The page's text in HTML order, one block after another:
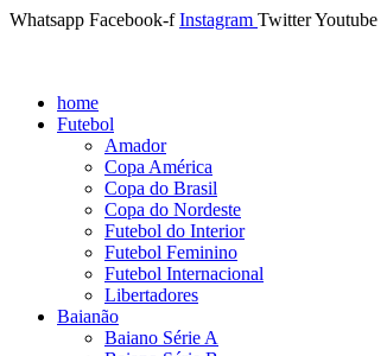
Whatsapp Facebook-f Instagram TwitterYoutube
home
Futebol
Amador
Copa América
Copa do Brasil
Copa do Nordeste
Futebol do Interior
Futebol Feminino
Futebol Internacional
Libertadores
Baianão
Baiano Série A